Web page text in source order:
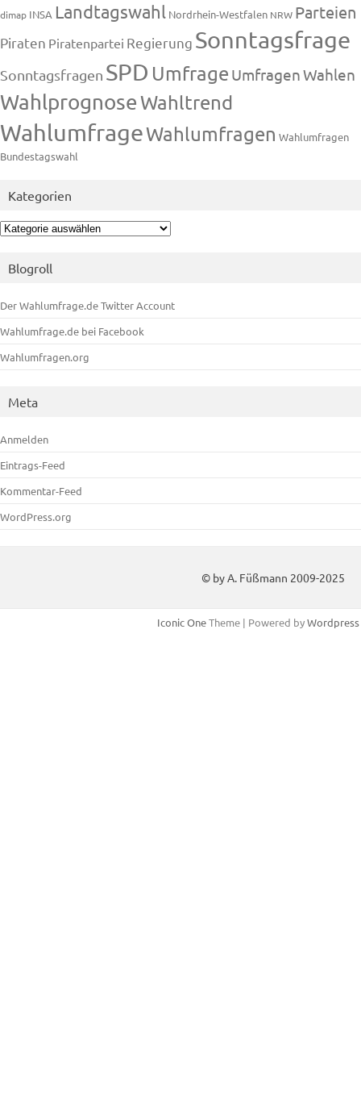
dimap INSA Landtagswahl Nordrhein-Westfalen NRW Parteien
Piraten Piratenpartei Regierung Sonntagsfrage
Sonntagsfragen SPD Umfrage UmfragenWahlen
WahlprognoseWahltrend
WahlumfrageWahlumfragen Wahlumfragen
Bundestagswahl
Kategorien
Kategorien
Blogroll
Der Wahlumfrage.de Twitter Account
Wahlumfrage.de bei Facebook
Wahlumfragen.org
Meta
Anmelden
Eintrags-Feed
Kommentar-Feed
WordPress.org
© by A. Füßmann 2009-2025
Iconic OneTheme | Powered byWordpress